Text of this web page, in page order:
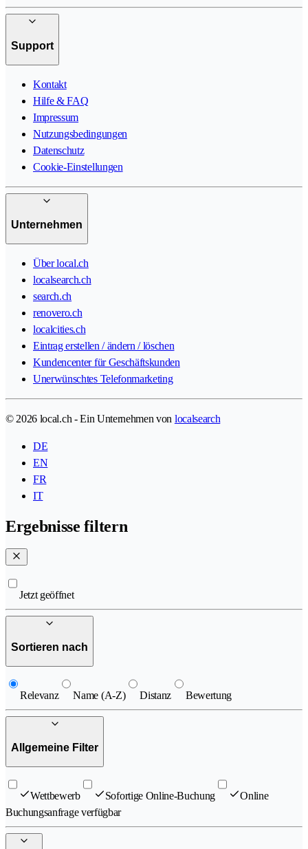
Support
Kontakt
Hilfe & FAQ
Impressum
Nutzungsbedingungen
Datenschutz
Cookie-Einstellungen
Unternehmen
Über local.ch
localsearch.ch
search.ch
renovero.ch
localcities.ch
Eintrag erstellen / ändern / löschen
Kundencenter für Geschäftskunden
Unerwünschtes Telefonmarketing
© 2026 local.ch - Ein Unternehmen von localsearch
DE
EN
FR
IT
Ergebnisse filtern
Jetzt geöffnet
Sortieren nach
Relevanz Name (A-Z) Distanz Bewertung
Allgemeine Filter
Wettbewerb Sofortige Online-Buchung
Online
Buchungsanfrage verfügbar